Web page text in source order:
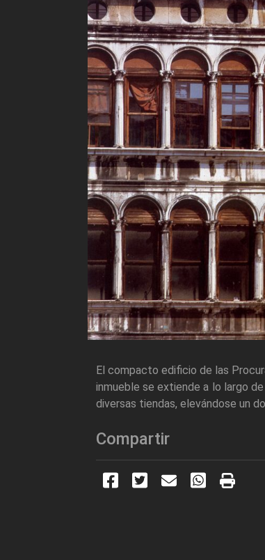
El compacto edificio de las
inmueble se extiende a lo largo
diversas tiendas, elevándose un
Compartir